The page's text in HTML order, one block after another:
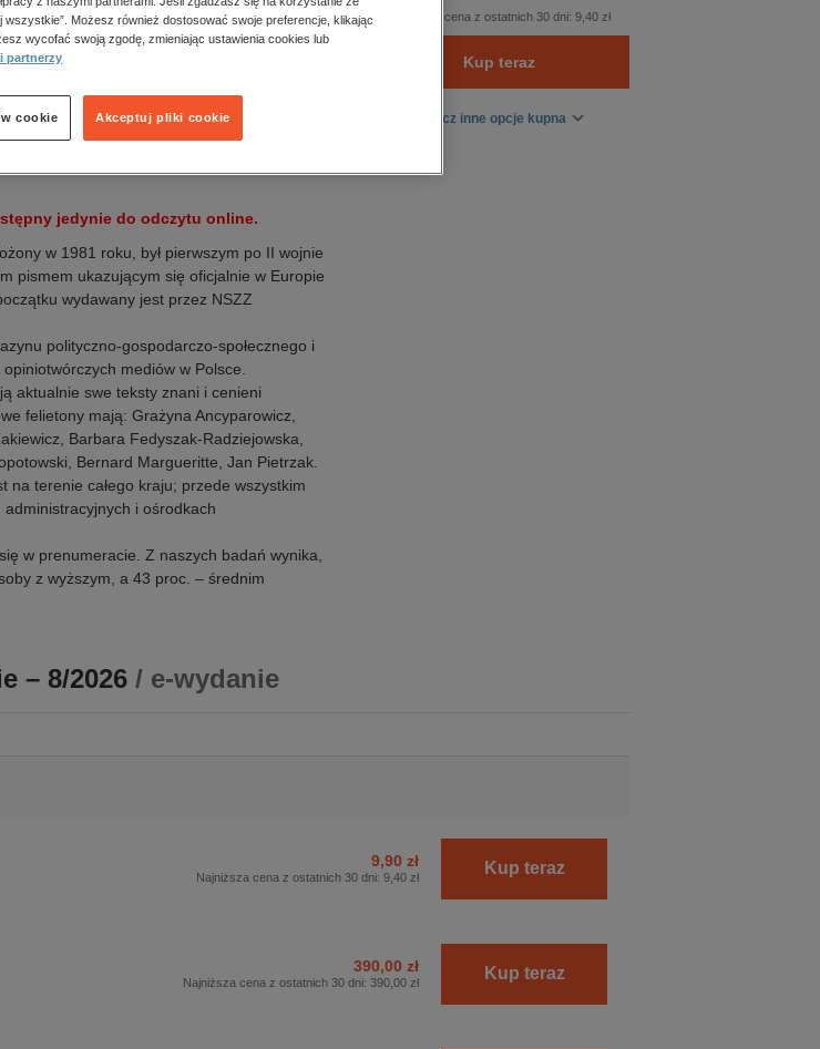
jedynie do odczytu online.
w 1981 roku, był pierwszym po II wojnie
pismem ukazującym się oficjalnie w Europie
wydawany jest przez NSZZ
polityczno-gospodarczo-społecznego i
mediów w Polsce.
aktualnie swe teksty znani i cenieni
felietony mają: Grażyna Ancyparowicz,
Barbara Fedyszak-Radziejowska,
Bernard Margueritte, Jan Pietrzak.
na terenie całego kraju; przede wszystkim
administracyjnych i ośrodkach
w prenumeracie. Z naszych badań wynika,
z wyższym, a 43 proc. – średnim
Najniższa cena z ostatnich 30 dni: 9,40 zł
Kup teraz
Zobacz inne opcje kupna
– 8/2026 / e-wydanie
9,90 zł
Najniższa cena z ostatnich 30 dni: 9,40 zł Kup teraz
390,00 zł
Najniższa cena z ostatnich 30 dni: 390,00 zł Kup teraz
Możesz również dostosować swoje preferencje, klikając
wycofać swoją zgodę, zmieniając ustawienia cookies lub
partnerzy
Akceptuj pliki cookie
cookie